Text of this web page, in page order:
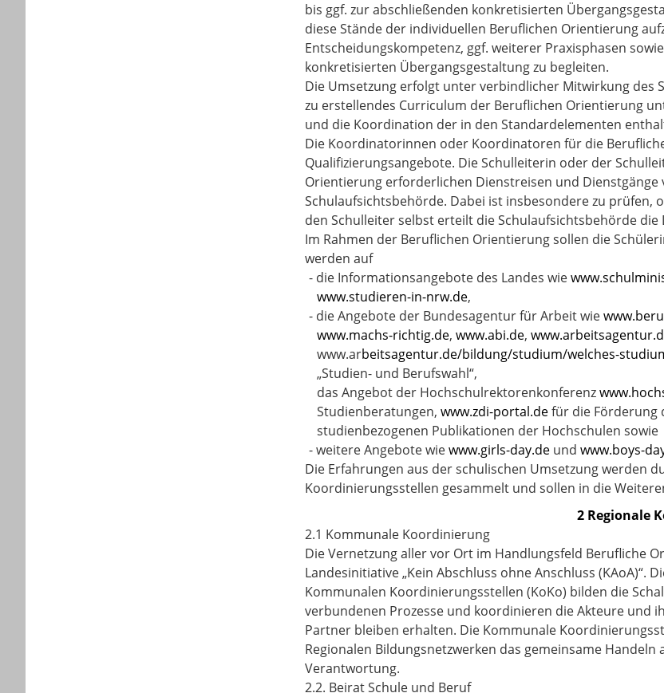
bis ggf. zur abschließenden konkretisierten
diese Stände der individuellen Beruflichen Orientierung
Entscheidungskompetenz, ggf. weiterer Praxisphasen
konkretisierten Übergangsgestaltung zu begleiten.
Die Umsetzung erfolgt unter verbindlicher Mitwirkung des
zu erstellendes Curriculum der Beruflichen Orientierung
und die Koordination der in den Standardelementen
Die Koordinatorinnen oder Koordinatoren für die
Qualifizierungsangebote. Die Schulleiterin oder der
Orientierung erforderlichen Dienstreisen und
Schulaufsichtsbehörde. Dabei ist insbesondere zu prüfen,
den Schulleiter selbst erteilt die Schulaufsichtsbehörde
Im Rahmen der Beruflichen Orientierung sollen die
werden auf
- die Informationsangebote des Landes wie
www.studieren-in-nrw.de,
- die Angebote der Bundesagentur für Arbeit wie
www.machs-richtig.de, www.abi.de,
www.arbeitsagentur.de/bildung/studium/welches-
„Studien- und Berufswahl“,
das Angebot der Hochschulrektorenkonferenz
Studienberatungen, www.zdi-portal.defür die Förderung
studienbezogenen Publikationen der Hochschulen sowie
-weitere Angebote wiewww.girls-day.de und www.boys-
Die Erfahrungen aus der schulischen Umsetzung werden
Koordinierungsstellen gesammelt und sollen in die
2 Regionale
2.1 Kommunale Koordinierung
Die Vernetzung aller vor Ort im Handlungsfeld Berufliche
Landesinitiative „Kein Abschluss ohne Anschluss (KAoA)“.
Kommunalen Koordinierungsstellen (KoKo) bilden die
verbundenen Prozesse und koordinieren die Akteure und
Partner bleiben erhalten. Die Kommunale
Regionalen Bildungsnetzwerken das gemeinsame
Verantwortung.
2.2. Beirat Schule und Beruf